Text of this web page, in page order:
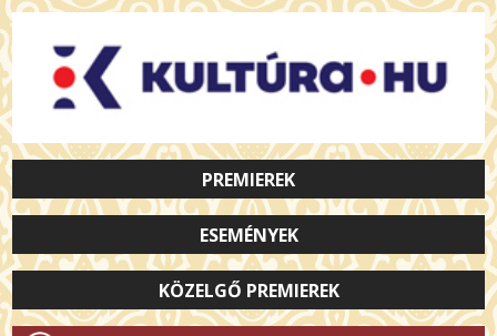
PREMIEREK
ESEMÉNYEK
KÖZELGŐ PREMIEREK